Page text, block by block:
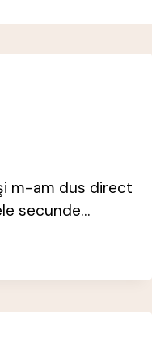
m-am dus direct
secunde…